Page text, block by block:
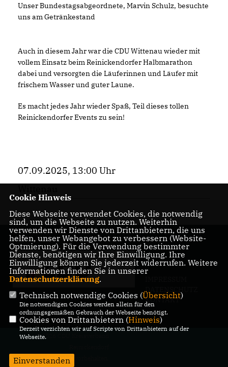
Unser Bundestagsabgeordnete, Marvin Schulz, besuchte
uns am Getränkestand
Auch in diesem Jahr war die CDU Wittenau wieder mit
vollem Einsatz beim Reinickendorfer Halbmarathon
dabei und versorgten die Läuferinnen und Läufer mit
frischem Wasser und guter Laune.
Es macht jedes Jahr wieder Spaß, Teil dieses tollen
Reinickendorfer Events zu sein!
07.09.2025, 13:00 Uhr
DATENSCHUTZ
KONTAKT
@2026 CDU Kreisverband
Alle Rechte vorbehalten.
Cookie Hinweis
Diese Webseite verwendet Cookies, die notwendig
sind, um die Webseite zu nutzen. Weiterhin
verwenden wir Dienste von Drittanbietern, die uns
helfen, unser Webangebot zu verbessern (Website-
Optmierung). Für die Verwendung bestimmter
Dienste, benötigen wir Ihre Einwilligung. Ihre
Einwilligung können Sie jederzeit widerrufen. Weitere
Informationen finden Sie in unserer
Datenschutzerklärung.
Technisch notwendige Cookies (Übersicht)
Die notwendigen Cookies werden allein für den
ordnungsgemäßen Gebrauch der Webseite benötigt.
Cookies von Drittanbietern (Hinweis)
Derzeit verzichten wir auf Scripte von Drittanbietern auf der
Webseite.
Einverstanden